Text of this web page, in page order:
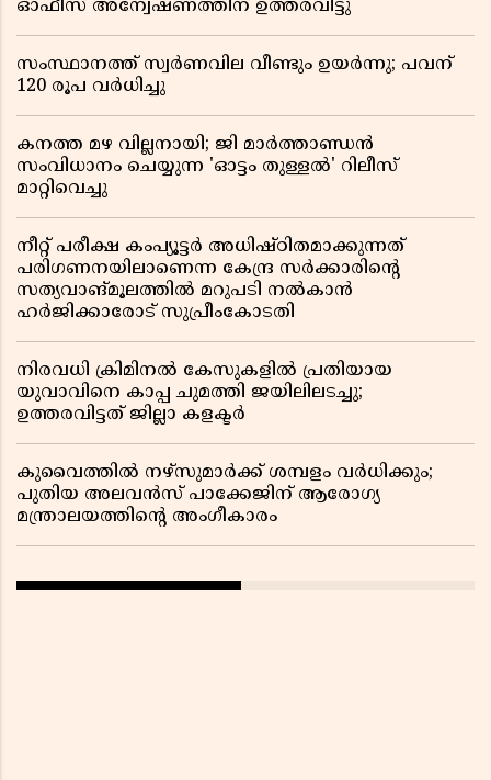
ഓഫീസ് അന്വേഷണത്തിന് ഉത്തരവിട്ടു
സംസ്ഥാനത്ത് സ്വര്‍ണവില വീണ്ടും ഉയർന്നു; പവന്
120 രൂപ വര്‍ധിച്ചു
കനത്ത മഴ വില്ലനായി; ജി മാർത്താണ്ഡൻ
സംവിധാനം ചെയ്യുന്ന 'ഓട്ടം തുള്ളൽ' റിലീസ്
മാറ്റിവെച്ചു
നീറ്റ് പരീക്ഷ കംപ്യൂട്ടർ അധിഷ്ഠിതമാക്കുന്നത്
പരിഗണനയിലാണെന്ന കേന്ദ്ര സർക്കാരിൻ്റെ
സത്യവാങ്മൂലത്തിൽ മറുപടി നൽകാൻ
ഹർജിക്കാരോട് സുപ്രീംകോടതി
നിരവധി ക്രിമിനൽ കേസുകളിൽ പ്രതിയായ
യുവാവിനെ കാപ്പ ചുമത്തി ജയിലിലടച്ചു;
ഉത്തരവിട്ടത് ജില്ലാ കളക്ടർ
കുവൈത്തിൽ നഴ്‌സുമാർക്ക് ശമ്പളം വർധിക്കും;
പുതിയ അലവൻസ് പാക്കേജിന് ആരോഗ്യ
മന്ത്രാലയത്തിൻ്റെ അംഗീകാരം